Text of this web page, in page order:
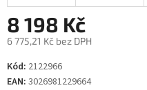
8 198 Kč
6 775,21 Kč bez DPH
Měrná
cena:
Kód: 2122966
EAN: 3026981229664